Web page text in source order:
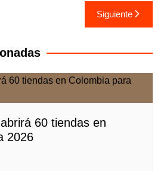
Siguiente
60 tiendas en
2026